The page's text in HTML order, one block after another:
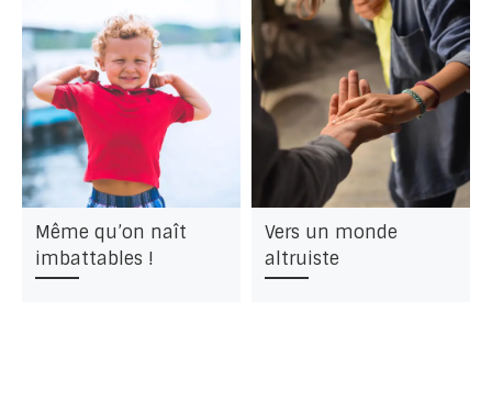
Même qu’on naît
imbattables !
Vers un monde
altruiste